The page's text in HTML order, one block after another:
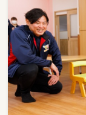
以下
を獲
す。
年2
し、
①初
②担
③職
④副